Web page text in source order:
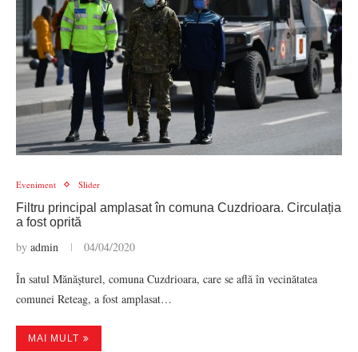
Eveniment Slider
Filtru principal amplasat în comuna Cuzdrioara. Circulația
a fost oprită
by admin 04/04/2020
În satul Mănășturel, comuna Cuzdrioara, care se află în vecinătatea
comunei Reteag, a fost amplasat…
MAI MULT